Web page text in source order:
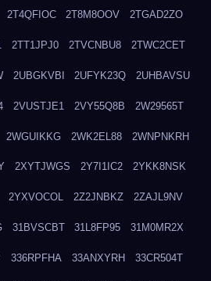
2T4QFIOC 2T8M8OOV 2TGAD2ZO
2TT1JPJ0 2TVCNBU8 2TWC2CET
2UBGKVBI 2UFYK23Q 2UHBAVSU
2VUSTJE1 2VY55Q8B 2W29565T
2WGUIKKG 2WK2EL88 2WNPNKRH
2XYTJWGS 2Y7I1IC2 2YKK8NSK
2YXVOCOL 2Z2JNBKZ 2ZAJL9NV
31BVSCBT 31L8FP95 31M0MR2X
336RPFHA 33ANXYRH 33CR504T